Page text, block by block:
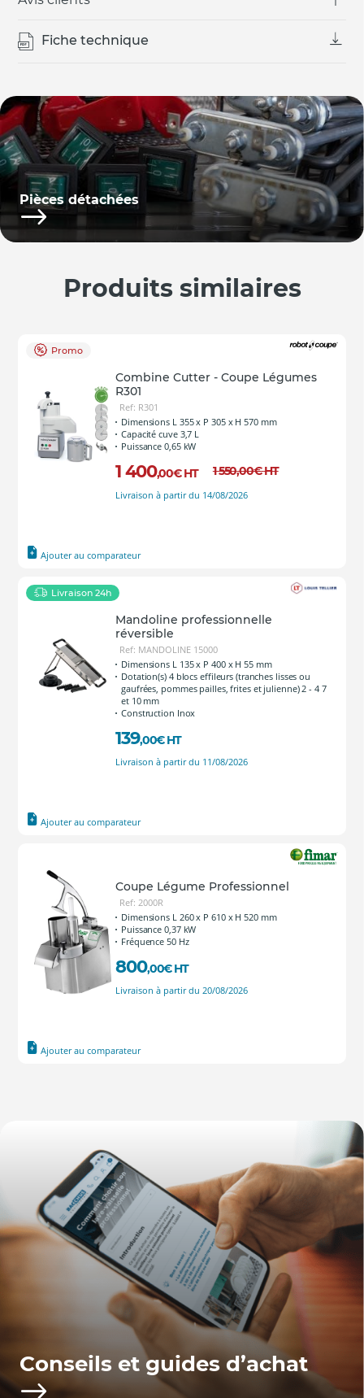
Fiche technique
Pièces détachées
Produits similaires
Promo
Combine Cutter - Coupe Légumes
R301
Ref: R301
Dimensions L 355 x P 305 x H 570 mm
Capacité cuve 3,7 L
Puissance 0,65 kW
1 400,00€ HT 1 550,00€HT
Livraison à partir du 14/08/2026
Ajouter au comparateur
Livraison 24h
Mandoline professionnelle
réversible
Ref: MANDOLINE 15000
Dimensions L 135 x P 400 x H 55 mm
Dotation(s) 4 blocs effileurs (tranches lisses ou
gaufrées, pommes pailles, frites et julienne) 2 - 4 7
et 10 mm
Construction Inox
139,00€ HT
Livraison à partir du 11/08/2026
Ajouter au comparateur
Coupe Légume Professionnel
Ref: 2000R
Dimensions L 260 x P 610 x H 520 mm
Puissance 0,37 kW
Fréquence 50 Hz
800,00€ HT
Livraison à partir du 20/08/2026
Ajouter au comparateur
Conseils et guides d’achat